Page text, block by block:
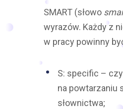
SMART (słowo
wyrazów. Każdy z
w pracy powinny
S: specific –
na powtarzaniu
słownictwa;